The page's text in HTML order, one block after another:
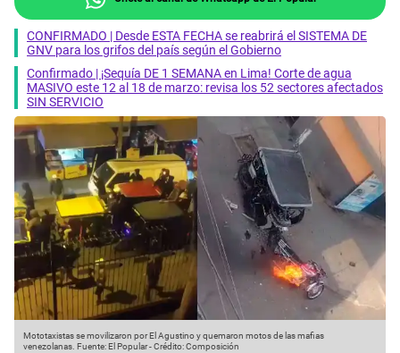
CONFIRMADO | Desde ESTA FECHA se reabrirá el SISTEMA DE
GNV para los grifos del país según el Gobierno
Confirmado | ¡Sequía DE 1 SEMANA en Lima! Corte de agua
MASIVO este 12 al 18 de marzo: revisa los 52 sectores afectados
SIN SERVICIO
Mototaxistas se movilizaron por El Agustino y quemaron motos de las mafias
venezolanas. Fuente: El Popular-Crédito: Composición